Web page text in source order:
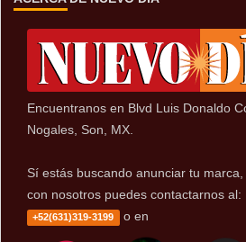
Encuentranos en Blvd Luis Donaldo
Nogales, Son, MX.
Sí estás buscando anunciar tu
con nosotros puedes contactarnos al:
+52(631)319-3199 o en